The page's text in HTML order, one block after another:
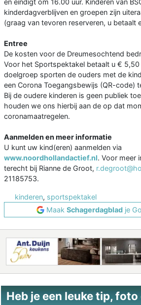
en eindigt om 16.00 uur. Kinderen van
kinderdagverblijven en groepen zijn
(graag van tevoren reserveren, u betaalt
Entree
De kosten voor de Dreumesochtend
Voor het Sportspektakel betaalt u €
doelgroep sporten de ouders met de
een Corona Toegangsbewijs (QR-code)
Bij de oudere kinderen is geen publiek
houden we ons hierbij aan de op dat
coronamaatregelen.
Aanmelden en meer informatie
U kunt uw kind(eren) aanmelden via
www.noordhollandactief.nl. Voor meer
terecht bij Rianne de Groot,
21185753.
kinderen, sportspektakel
Maak Schagerdagbladje
Heb je een leuke tip,